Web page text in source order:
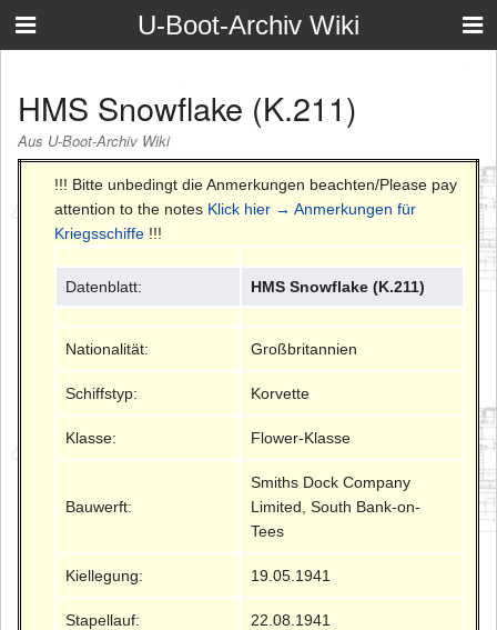
U-Boot-Archiv Wiki
HMS Snowflake (K.211)
Aus U-Boot-Archiv Wiki
!!! Bitte unbedingt die Anmerkungen beachten/Please pay
attention to the notes Klick hier → Anmerkungen für
Kriegsschiffe !!!
Datenblatt: HMS Snowflake (K.211)
Nationalität: Großbritannien
Schiffstyp: Korvette
Klasse: Flower-Klasse
Bauwerft:
Smiths Dock Company
Limited, South Bank-on-
Tees
Kiellegung: 19.05.1941
Stapellauf: 22.08.1941